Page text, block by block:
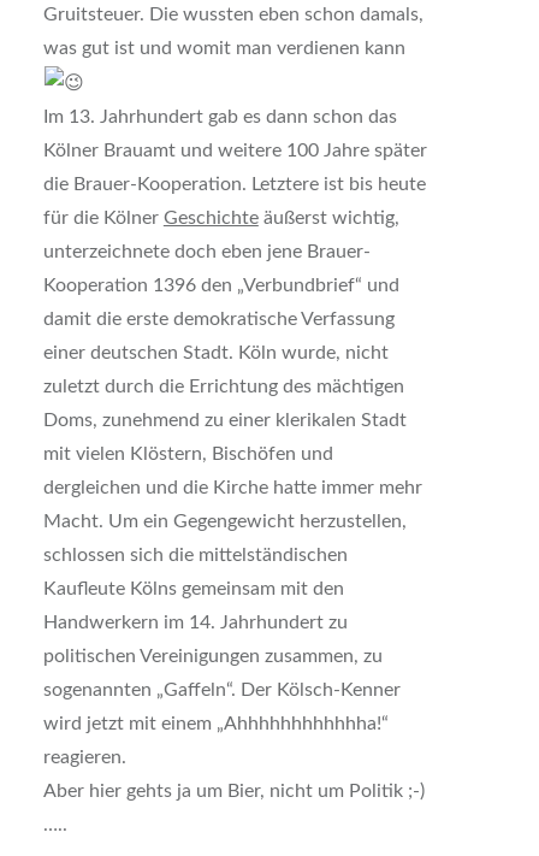
Gruitsteuer. Die wussten eben schon damals,
was gut ist und womit man verdienen kann
Im 13. Jahrhundert gab es dann schon das
Kölner Brauamt und weitere 100 Jahre später
die Brauer-Kooperation. Letztere ist bis heute
für die Kölner Geschichteäußerst wichtig,
unterzeichnete doch eben jene Brauer-
Kooperation 1396 den „Verbundbrief“ und
damit die erste demokratische Verfassung
einer deutschen Stadt. Köln wurde, nicht
zuletzt durch die Errichtung des mächtigen
Doms, zunehmend zu einer klerikalen Stadt
mit vielen Klöstern, Bischöfen und
dergleichen und die Kirche hatte immer mehr
Macht. Um ein Gegengewicht herzustellen,
schlossen sich die mittelständischen
Kaufleute Kölns gemeinsam mit den
Handwerkern im 14. Jahrhundert zu
politischen Vereinigungen zusammen, zu
sogenannten „Gaffeln“. Der Kölsch-Kenner
wird jetzt mit einem „Ahhhhhhhhhhhha!“
reagieren.
Aber hier gehts ja um Bier, nicht um Politik ;-)
…..